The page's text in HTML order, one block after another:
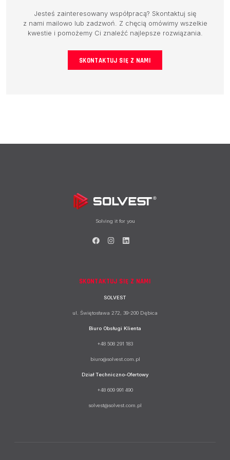
BAZA WIEDZY
KONTAKT
Jesteś zainteresowany współpracą? Skontaktuj się
z nami mailowo lub zadzwoń. Z chęcią omówimy wszelkie
kwestie i pomożemy Ci znaleźć najlepsze rozwiązania.
SKONTAKTUJ SIĘ Z NAMI
Solving it for you
SKONTAKTUJ SIĘ Z NAMI
SOLVEST
ul. Świętosława 272, 39-200 Dębica
Biuro Obsługi Klienta
+48 508 291 183
biuro@solvest.com.pl
Dział Techniczno-Ofertowy
+48 609 991 490
solvest@solvest.com.pl